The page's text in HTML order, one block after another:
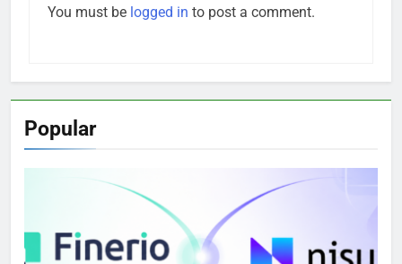
You must be logged in to post a comment.
Popular